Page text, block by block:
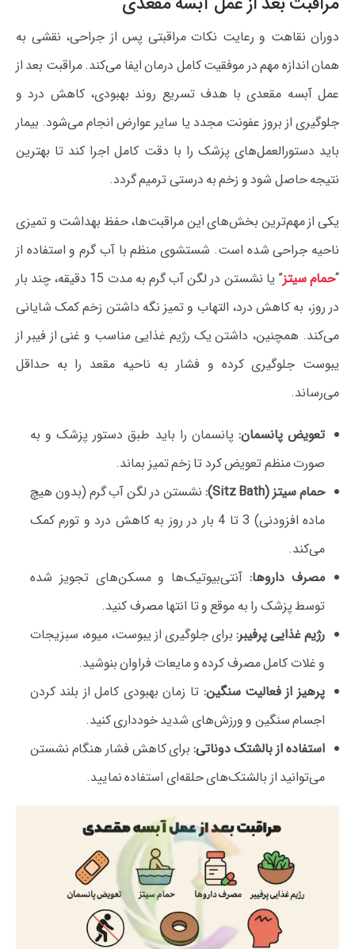
دوران نقاهت و رعایت نکات مراقبتی پس از جراحی، نقشی به
همان اندازه مهم در موفقیت کامل درمان ایفا می‌کند. مراقبت بعد از
عمل آبسه مقعدی با هدف تسریع روند بهبودی، کاهش درد و
جلوگیری از بروز عفونت مجدد یا سایر عوارض انجام می‌شود. بیمار
باید دستورالعمل‌های پزشک را با دقت کامل اجرا کند تا بهترین
نتیجه حاصل شود و زخم به درستی ترمیم گردد.
یکی از مهم‌ترین بخش‌های این مراقبت‌ها، حفظ بهداشت و تمیزی
ناحیه جراحی شده است. شستشوی منظم با آب گرم و استفاده از
“حمام سیتز
” یا نشستن در لگن آب گرم به مدت 15 دقیقه، چند بار
در روز، به کاهش درد، التهاب و تمیز نگه داشتن زخم کمک شایانی
می‌کند. همچنین، داشتن یک رژیم غذایی مناسب و غنی از فیبر از
یبوست جلوگیری کرده و فشار به ناحیه مقعد را به حداقل
می‌رساند.
تعویض پانسمان: پانسمان را باید طبق دستور پزشک و به
صورت منظم تعویض کرد تا زخم تمیز بماند.
حمام سیتز (Sitz Bath):
نشستن در لگن آب گرم (بدون هیچ
ماده افزودنی) 3 تا 4 بار در روز به کاهش درد و تورم کمک
می‌کند.
مصرف داروها:آنتی‌بیوتیک‌ها و مسکن‌های تجویز شده
توسط پزشک را به موقع و تا انتها مصرف کنید.
رژیم غذایی پرفیبر: برای جلوگیری از یبوست، میوه، سبزیجات
و غلات کامل مصرف کرده و مایعات فراوان بنوشید.
پرهیز از فعالیت سنگین: تا زمان بهبودی کامل از بلند کردن
اجسام سنگین و ورزش‌های شدید خودداری کنید.
استفاده از بالشتک دوناتی:برای کاهش فشار هنگام نشستن
می‌توانید از بالشتک‌های حلقه‌ای استفاده نمایید.